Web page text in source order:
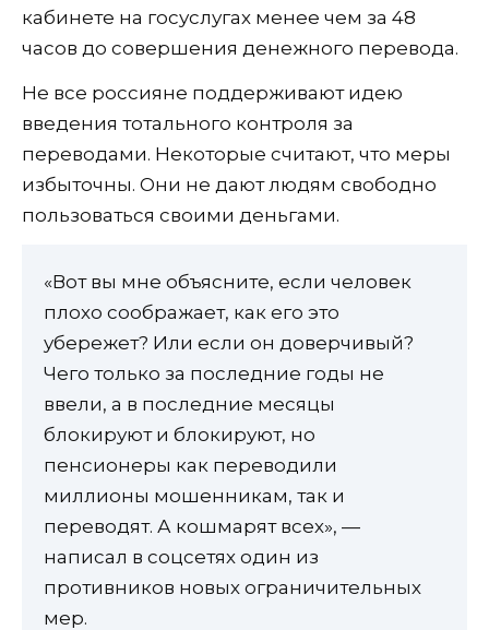
кабинете на госуслугах менее чем за 48
часов до совершения денежного перевода.
Не все россияне поддерживают идею
введения тотального контроля за
переводами. Некоторые считают, что меры
избыточны. Они не дают людям свободно
пользоваться своими деньгами.
«Вот вы мне объясните, если человек
плохо соображает, как его это
убережет? Или если он доверчивый?
Чего только за последние годы не
ввели, а в последние месяцы
блокируют и блокируют, но
пенсионеры как переводили
миллионы мошенникам, так и
переводят. А кошмарят всех», —
написал в соцсетях один из
противников новых ограничительных
мер.